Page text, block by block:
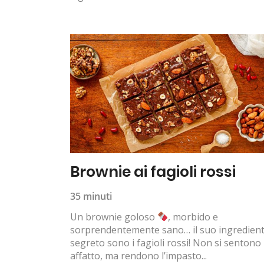
Brownie ai fagioli rossi
35 minuti
Un brownie goloso
, morbido e
sorprendentemente sano… il suo
segreto sono i fagioli rossi! Non si sentono
affatto, ma rendono l’impasto...